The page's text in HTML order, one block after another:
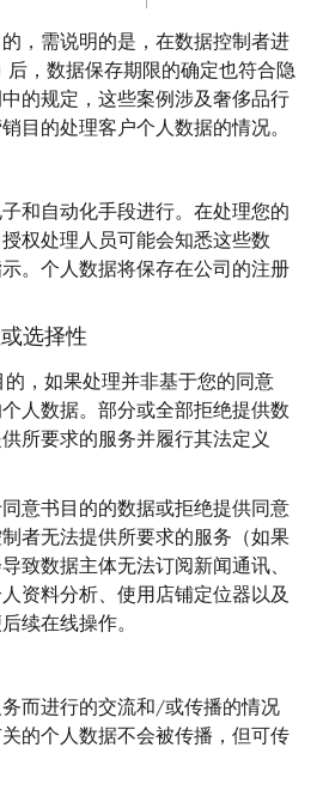
，需说明的是，在数据控制者进
后，数据保存期限的确定也符合隐
的规定，这些案例涉及奢侈品行
目的处理客户个人数据的情况。
和自动化手段进行。在处理您的
权处理人员可能会知悉这些数
。个人数据将保存在公司的注册
选择性
，如果处理并非基于您的同意
人数据。部分或全部拒绝提供数
所要求的服务并履行其法定义
意书目的的数据或拒绝提供同意
者无法提供所要求的服务（如果
致数据主体无法订阅新闻通讯、
资料分析、使用店铺定位器以及
续在线操作。
而进行的交流和/或传播的情况
的个人数据不会被传播，但可传